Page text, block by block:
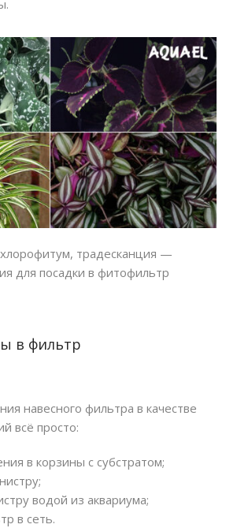
хлорофитум, традесканция —
для посадки в фитофильтр
в фильтр
навесного фильтра в качестве
всё просто:
в корзины с субстратом;
водой из аквариума;
в сеть.
ПОИСК